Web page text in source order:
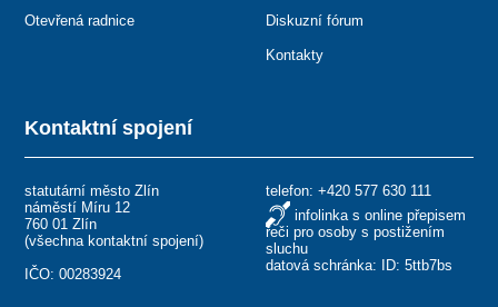
Kontaktní spojení
statutární město Zlín
náměstí Míru 12
760 01 Zlín
(všechna kontaktní spojení)
IČO: 00283924
telefon: +420 577 630 111
infolinka s online přepisem
řeči pro osoby s postižením
sluchu
datová schránka: ID: 5ttb7bs
Otevřená radnice Diskuzní fórum
Kontakty